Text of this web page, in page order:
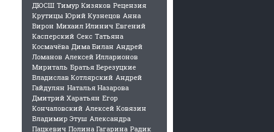
ДЮСШ Тимур Кизяков Рецензия
Крутицы Юрий Кузнецов Анна
Вирон Михаил Илинич Евгений
Касперский Секс Татьяна
Космачёва Дима Билан Андрей
Ломанов Алексей Илларионов
Мириталь Братья Березуцкие
Владислав Котлярский Андрей
Гайдулян Наталья Назарова
Дмитрий Харатьян Егор
Кончаловский Алексей Ковязин
Владимир Этуш Александра
Пацкевич Полина Гагарина Радик